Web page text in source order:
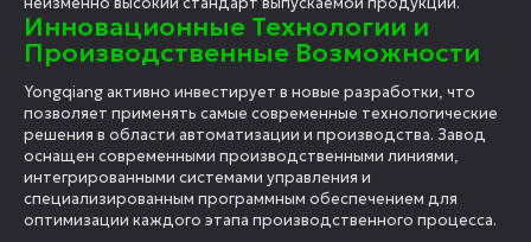
Инновационные Технологии и
Производственные Возможности
Yongqiang активно инвестирует в новые разработки, что
позволяет применять самые современные технологические
решения в области автоматизации и производства. Завод
оснащен современными производственными линиями,
интегрированными системами управления и
специализированным программным обеспечением для
оптимизации каждого этапа производственного процесса.